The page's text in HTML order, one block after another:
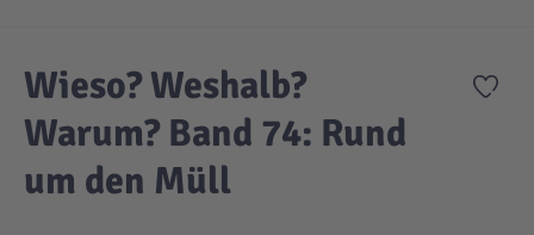
Sicherheit
Krimi / Thriller
Kuscheltiere
DC Comics™ Super Heroes
Country
Zur
Wieso? Weshalb?
Warum? Band 74: Rund
um den Müll